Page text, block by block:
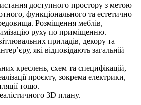
доступного простору з метою
функціонального та естетично
Розміщення меблів,
руху по приміщенню.
приладів, декору та
які відповідають загальній
креслень, схем та специфікацій,
проєкту, зокрема електрики,
тощо.
3D плану.